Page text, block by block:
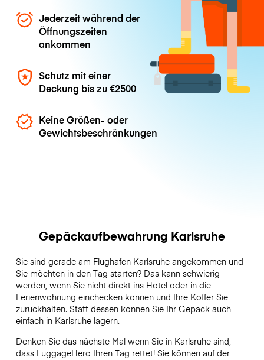
Jederzeit während der
Öffnungszeiten
ankommen
Schutz mit einer
Deckung bis zu€2500
Keine Größen- oder
Gewichtsbeschränkungen
Gepäckaufbewahrung Karlsruhe
Sie sind gerade am Flughafen Karlsruhe angekommen und
Sie möchten in den Tag starten? Das kann schwierig
werden, wenn Sie nicht direkt ins Hotel oder in die
Ferienwohnung einchecken können und Ihre Koffer Sie
zurückhalten. Statt dessen können Sie Ihr Gepäck auch
einfach in Karlsruhe lagern.
Denken Sie das nächste Mal wenn Sie in Karlsruhe sind,
dass LuggageHero Ihren Tag rettet! Sie können auf der